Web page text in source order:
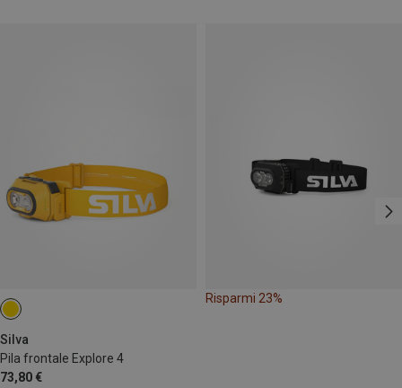
Silva
Pila frontale Explore 4
73,80 €
Risparmi 23%